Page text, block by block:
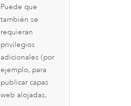
Puede que
también se
requieran
privilegios
adicionales (por
ejemplo, para
publicar capas
web alojadas,